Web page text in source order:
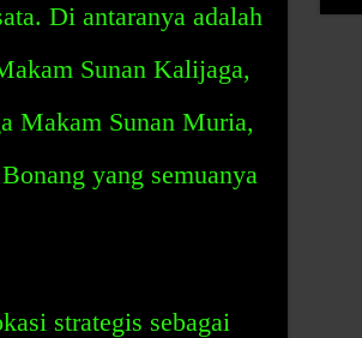
Di antaranya adalah
Sunan Kalijaga,
Makam Sunan Muria,
yang semuanya
strategis sebagai